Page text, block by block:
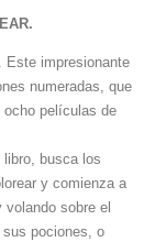
Este impresionante
numeradas, que
ocho películas de
libro, busca los
y comienza a
sobre el
pociones, o